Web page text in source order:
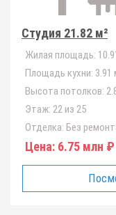
Студия 21.82 м²
Жилая площадь:
Площадь кухни: 3.91
Высота потолков:
Этаж: 22 из 25
Отделка: Без
Цена: 6.75 млн ₽